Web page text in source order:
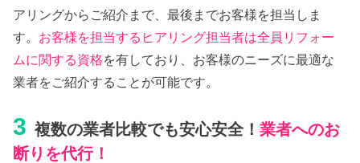
アリングからご紹介まで、最後までお客様を担当しま
す。 お客様を担当するヒアリング担当者は全員リフォー
ムに関する資格を有しており、お客様のニーズに最適な
業者をご紹介することが可能です。
3 複数の業者比較でも安心安全！業者へのお
断りを代行！